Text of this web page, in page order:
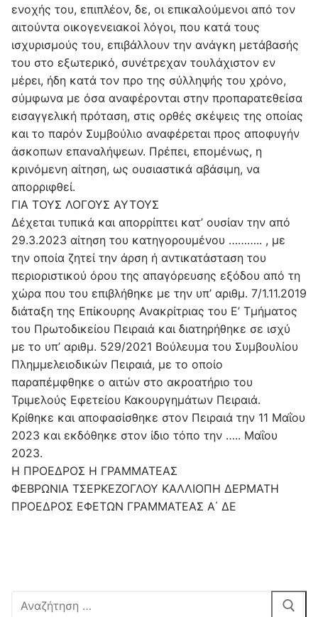
ενοχής του, επιπλέον, δε, οι επικαλούμενοι από τον
αιτούντα οικογενειακοί λόγοι, που κατά τους
ισχυρισμούς του, επιβάλλουν την ανάγκη μετάβασής
του στο εξωτερικό, συνέτρεχαν τουλάχιστον εν
μέρει, ήδη κατά τον προ της σύλληψής του χρόνο,
σύμφωνα με όσα αναφέρονται στην προπαρατεθείσα
εισαγγελική πρόταση, στις ορθές σκέψεις της οποίας
και το παρόν Συμβούλιο αναφέρεται προς αποφυγήν
άσκοπων επαναλήψεων. Πρέπει, επομένως, η
κρινόμενη αίτηση, ως ουσιαστικά αβάσιμη, να
απορριφθεί.
ΓΙΑ ΤΟΥΣ ΛΟΓΟΥΣ ΑΥΤΟΥΣ
Δέχεται τυπικά και απορρίπτει κατ’ ουσίαν την από
29.3.2023 αίτηση του κατηγορουμένου ……….. , με
την οποία ζητεί την άρση ή αντικατάσταση του
περιοριστικού όρου της απαγόρευσης εξόδου από τη
χώρα που του επιβλήθηκε με την υπ’ αριθμ. 7/1.11.2019
διάταξη της Επίκουρης Ανακρίτριας του Ε’ Τμήματος
του Πρωτοδικείου Πειραιά και διατηρήθηκε σε ισχύ
με το υπ’ αριθμ. 529/2021 Βούλευμα του Συμβουλίου
Πλημμελειοδικών Πειραιά, με το οποίο
παραπέμφθηκε ο αιτών στο ακροατήριο του
Τριμελούς Εφετείου Κακουργημάτων Πειραιά.
Κρίθηκε και αποφασίσθηκε στον Πειραιά την 11 Μαΐου
2023 και εκδόθηκε στον ίδιο τόπο την ….. Μαΐου
2023.
Η ΠΡΟΕΔΡΟΣ Η ΓΡΑΜΜΑΤΕΑΣ
ΦΕΒΡΩΝΙΑ ΤΣΕΡΚΕΖΟΓΛΟΥ ΚΑΛΛΙΟΠΗ ΔΕΡΜΑΤΗ
ΠΡΟΕΔΡΟΣ ΕΦΕΤΩΝ ΓΡΑΜΜΑΤΕΑΣ Α΄ ΔΕ
Αναζήτηση